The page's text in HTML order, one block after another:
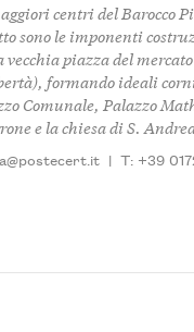
centri del Barocco
sono le imponenti
vecchia piazza del
formando ideali
Comunale, Palazzo
e la chiesa di S.
| T: +39